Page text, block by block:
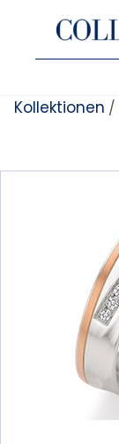
springen
Kollektionen /